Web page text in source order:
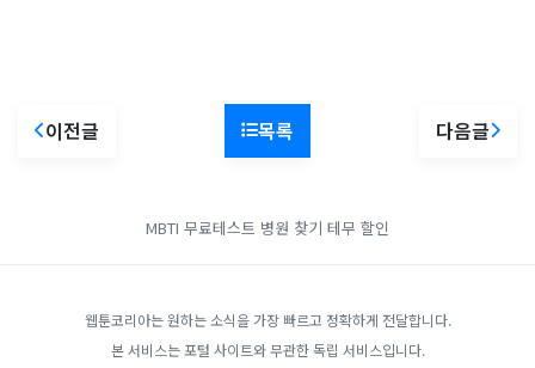
이전글 목록 다음글
MBTI 무료테스트 병원 찾기 테무 할인
웹툰코리아는 원하는 소식을 가장 빠르고 정확하게 전달합니다.
본 서비스는 포털 사이트와 무관한 독립 서비스입니다.